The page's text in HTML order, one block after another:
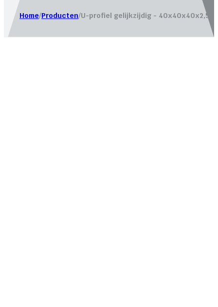
Home/Producten/U-profiel gelijkzijdig - 40x40x40x2,5